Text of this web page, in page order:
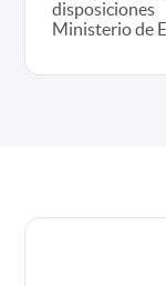
Ministerio de